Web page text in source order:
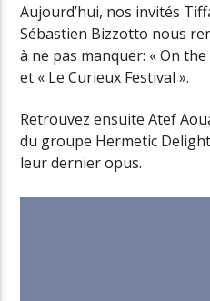
Aujourd’hui, nos invités
Sébastien Bizzotto nous
à ne pas manquer: « On
et « Le Curieux Festival ».
Retrouvez ensuite Atef
du groupe Hermetic
leur dernier opus.